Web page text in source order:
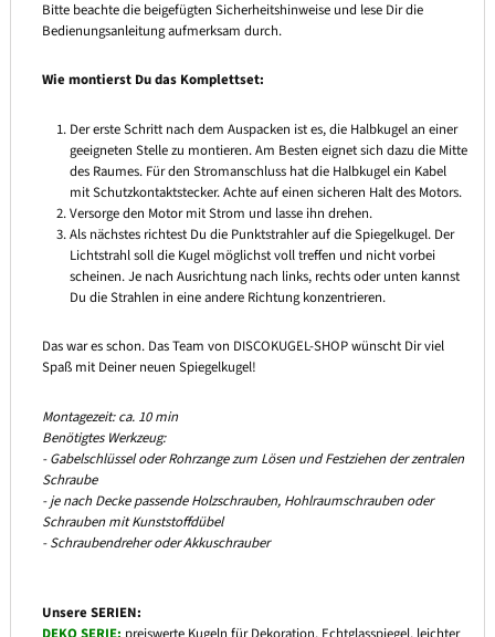
Bitte beachte die beigefügten Sicherheitshinweise und lese Dir die
Bedienungsanleitung aufmerksam durch.
Wie montierst Du das Komplettset:
Der erste Schritt nach dem Auspacken ist es, die Halbkugel an einer
geeigneten Stelle zu montieren. Am Besten eignet sich dazu die Mitte
des Raumes. Für den Stromanschluss hat die Halbkugel ein Kabel
mit Schutzkontaktstecker. Achte auf einen sicheren Halt des Motors.
Versorge den Motor mit Strom und lasse ihn drehen.
Als nächstes richtest Du die Punktstrahler auf die Spiegelkugel. Der
Lichtstrahl soll die Kugel möglichst voll treffen und nicht vorbei
scheinen. Je nach Ausrichtung nach links, rechts oder unten kannst
Du die Strahlen in eine andere Richtung konzentrieren.
Das war es schon. Das Team von DISCOKUGEL-SHOP wünscht Dir viel
Spaß mit Deiner neuen Spiegelkugel!
Montagezeit: ca. 10 min
Benötigtes Werkzeug:
- Gabelschlüssel oder Rohrzange zum Lösen und Festziehen der zentralen
Schraube
- je nach Decke passende Holzschrauben, Hohlraumschrauben oder
Schrauben mit Kunststoffdübel
- Schraubendreher oder Akkuschrauber
Unsere SERIEN: